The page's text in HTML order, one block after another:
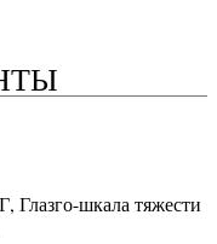
Глазго-шкала тяжести